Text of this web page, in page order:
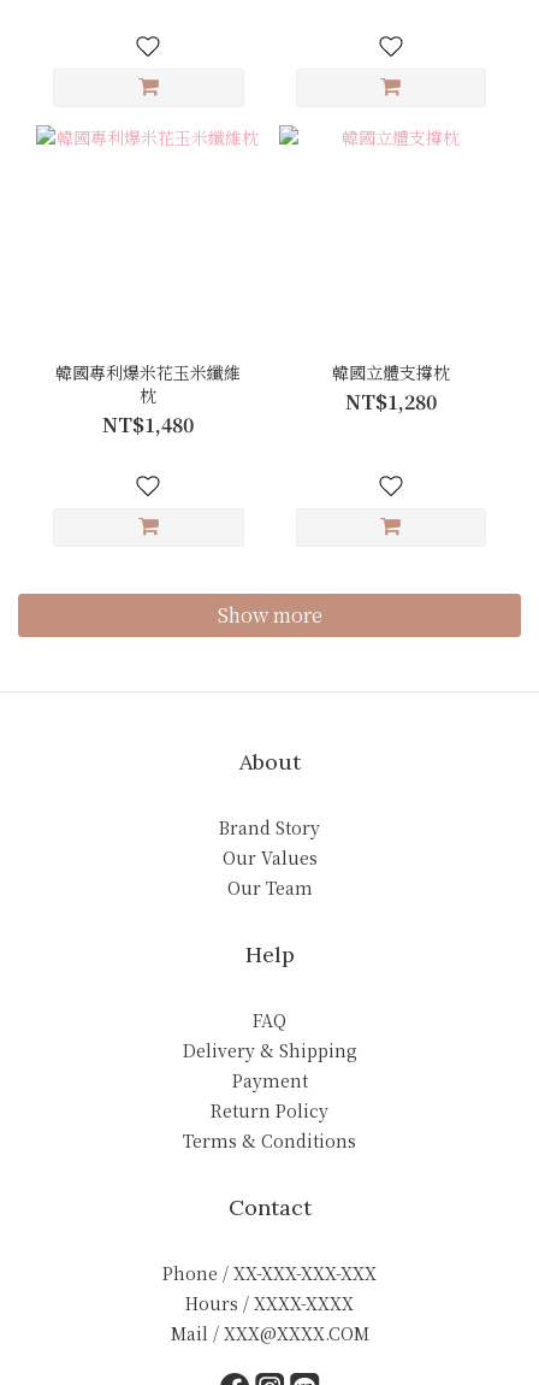
韓國專利爆米花玉米纖維
枕
NT$1,480
韓國立體支撐枕
NT$1,280
Show more
About
Brand Story
Our Values
Our Team
Help
FAQ
Delivery & Shipping
Payment
Return Policy
Terms & Conditions
Contact
Phone / XX-XXX-XXX-XXX
Hours / XXXX-XXXX
Mail / XXX@XXXX.COM